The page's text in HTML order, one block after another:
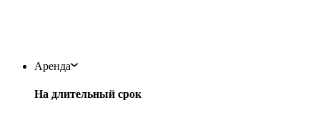
Аренда
На длительный срок